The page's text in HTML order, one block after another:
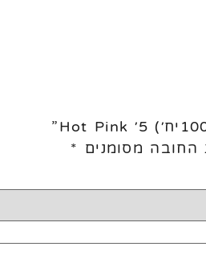
החובה מסומנים *